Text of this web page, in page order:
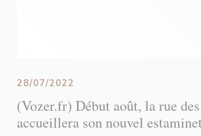
(Vozer.fr) Début août, la rue
accueillera son nouvel
28/07/2022